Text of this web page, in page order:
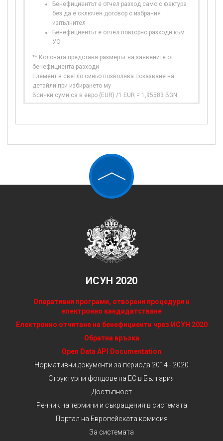
Бенефициентът е отчел разход само с фактура
без да е сключен договор с избрания
изпълнител
Бенефициентът е отчел повторно разходи към
УО
** Колоната представя размерът на заявените от
бенефициента разходи
Елемент в светло синьо позволява показване на
детайли при избирането му
Всички суми са в евро (EUR) /1 EUR = 1,95583 BGN
ИСУН 2020
Оперативни програми, отворени процедури и
електронно кандидатстване
Електронно отчитане на бенефициенти чрез ИСУН 2020
Обратна връзка
Open Data API Documentation
Нормативни документи за периода 2014 - 2020
Структурни фондове на ЕС в България
Достъпност
Речник на термини и съкращения в системата
Портал на Европейската комисия
За системата